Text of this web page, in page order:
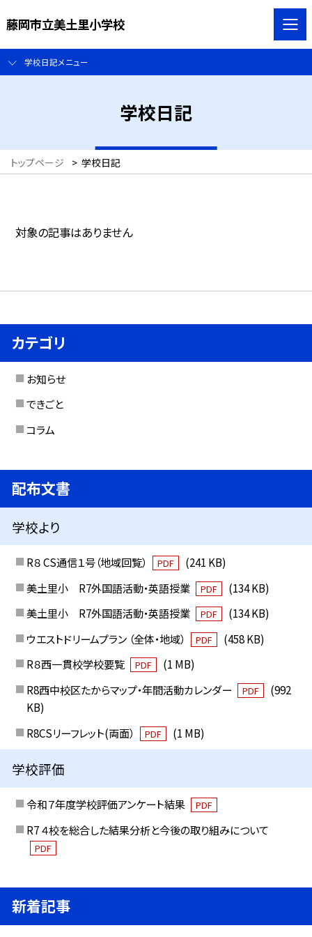
藤岡市立美土里小学校
学校日記メニュー
学校日記
トップページ > 学校日記
対象の記事はありません
カテゴリ
お知らせ
できごと
コラム
配布文書
学校より
R８ CS通信１号（地域回覧） PDF
(241 KB)
美土里小 R7外国語活動・英語授業
PDF
(134 KB)
美土里小 R7外国語活動・英語授業
PDF
(134 KB)
ウエストドリームプラン （全体・地域）
PDF
(458 KB)
R８西一貫校学校要覧
PDF
(1 MB)
R8西中校区たからマップ・年間活動カレンダー
PDF
(992
KB)
R8CSリーフレット(両面）
PDF (1 MB)
学校評価
令和７年度学校評価アンケート結果 PDF
R7 ４校を総合した結果分析と今後の取り組みについて
PDF
新着記事